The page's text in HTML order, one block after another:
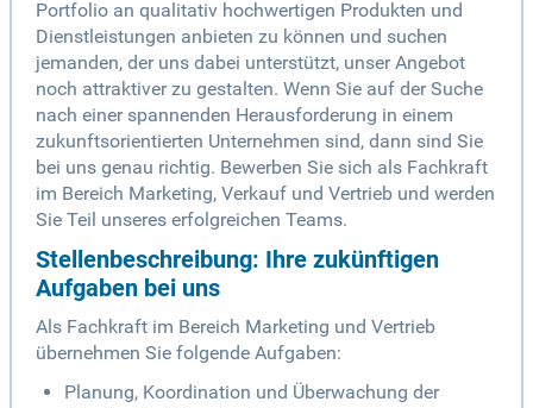
Portfolio an qualitativ hochwertigen Produkten und
Dienstleistungen anbieten zu können und suchen
jemanden, der uns dabei unterstützt, unser Angebot
noch attraktiver zu gestalten. Wenn Sie auf der Suche
nach einer spannenden Herausforderung in einem
zukunftsorientierten Unternehmen sind, dann sind Sie
bei uns genau richtig. Bewerben Sie sich als Fachkraft
im Bereich Marketing, Verkauf und Vertrieb und werden
Sie Teil unseres erfolgreichen Teams.
Stellenbeschreibung: Ihre zukünftigen
Aufgaben bei uns
Als Fachkraft im Bereich Marketing und Vertrieb
übernehmen Sie folgende Aufgaben:
Planung, Koordination und Überwachung der